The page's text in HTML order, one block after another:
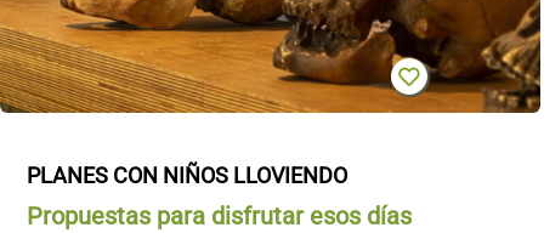
PLANES CON NIÑOS LLOVIENDO
Propuestas para disfrutar esos días